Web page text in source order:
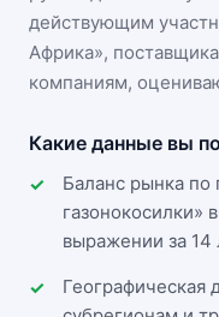
действующим
Африка»,
компаниям,
Какие данные вы
Баланс рынка по
газонокосилки»
выражении за 14
Географическая